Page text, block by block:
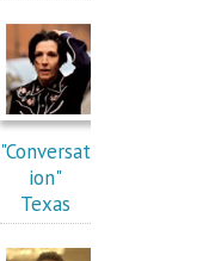
"Conversat
ion"
Texas